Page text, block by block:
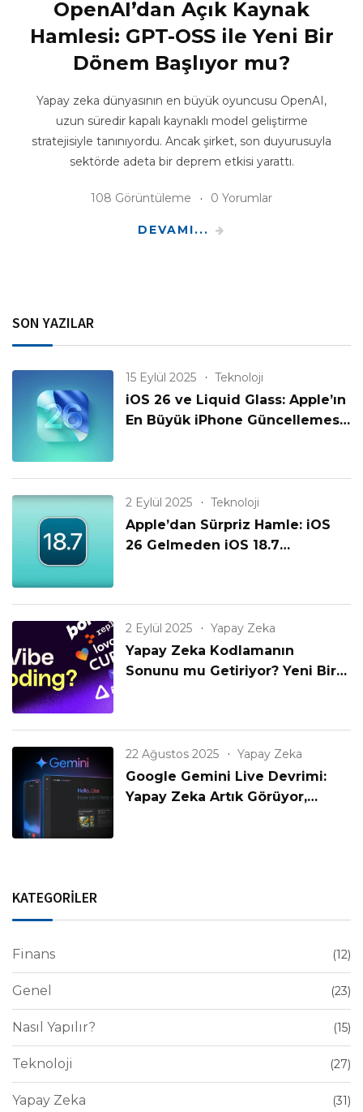
OpenAI’dan Açık Kaynak
Hamlesi: GPT-OSS ile Yeni Bir
Dönem Başlıyor mu?
Yapay zeka dünyasının en büyük oyuncusu OpenAI,
uzun süredir kapalı kaynaklı model geliştirme
stratejisiyle tanınıyordu. Ancak şirket, son duyurusuyla
sektörde adeta bir deprem etkisi yarattı.
108 Görüntüleme 0 Yorumlar
DEVAMI...
SON YAZILAR
15 Eylül 2025 Teknoloji
iOS 26 ve Liquid Glass: Apple’ın
En Büyük iPhone Güncellemesi
2 Eylül 2025 Teknoloji
Apple’dan Sürpriz Hamle: iOS
26 Gelmeden iOS 18.7
2 Eylül 2025 Yapay Zeka
Yapay Zeka Kodlamanın
Sonunu mu Getiriyor? Yeni Bir
22 Ağustos 2025 Yapay Zeka
Google Gemini Live Devrimi:
Yapay Zeka Artık Görüyor,
KATEGORİLER
Finans (12)
Genel (23)
Nasıl Yapılır? (15)
Teknoloji (27)
Yapay Zeka (31)